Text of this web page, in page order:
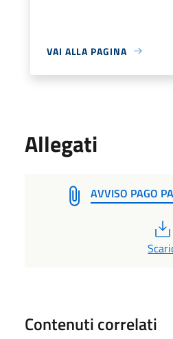
VAI ALLA PAGINA
Allegati
AVVISO PAGO PA
Contenuti correlati